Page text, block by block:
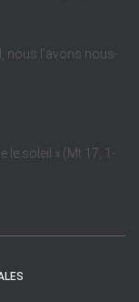
nous l’avons nous-
le soleil » (Mt 17, 1-